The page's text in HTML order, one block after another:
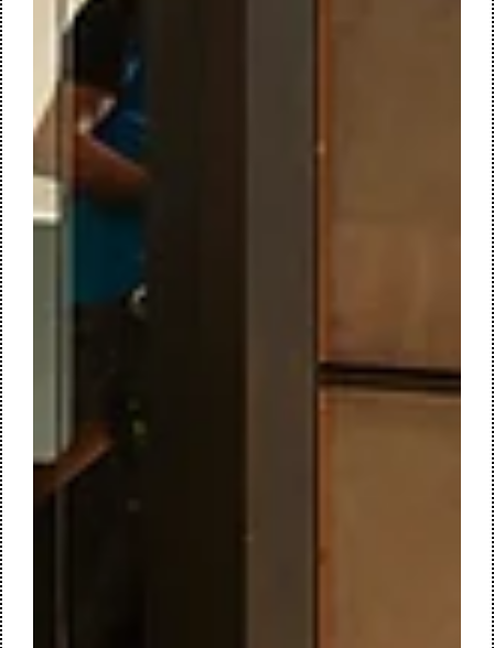
NIEUWE TOEKOMST VOOR KOOPMANS
TBI | de volgende stap in een duurzame
transformatie
In 2013 realiseerden M+R interior architecture en Koopmans
TBI samen een volledig gerenoveerd en verduurzaamd
kantoorgebouw in Enschede. Dit project fungeerde destijds
als een toonaangevend voorbeeld van toekomstgericht
werken: flexibel, duurzaam en met een sterke nadruk op
in dit transformatieproces. De manier waarop we werken
verandert immers voortdurend.